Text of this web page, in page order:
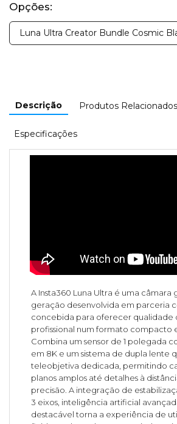
Opções:
Luna Ultra Creator Bundle Cosmic
Descrição Produtos Relacionados
Especificações
A Insta360 Luna Ultra é uma câmara
geração desenvolvida em parceria
concebida para oferecer qualidade
profissional num formato compacto
Combina um sensor de 1 polegada
em 8K e um sistema de dupla lente
teleobjetiva dedicada, permitindo
planos amplos até detalhes à
precisão. A integração de
3 eixos, inteligência artificial
destacável torna a experiência de